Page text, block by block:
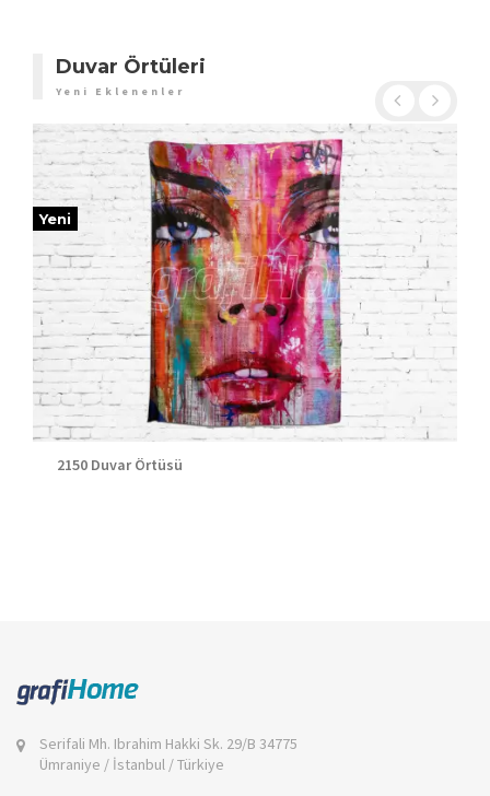
Duvar Örtüleri
Yeni Eklenenler
Yeni
2150 Duvar Örtüsü
Serifali Mh. Ibrahim Hakki Sk. 29/B 34775
Ümraniye / İstanbul / Türkiye